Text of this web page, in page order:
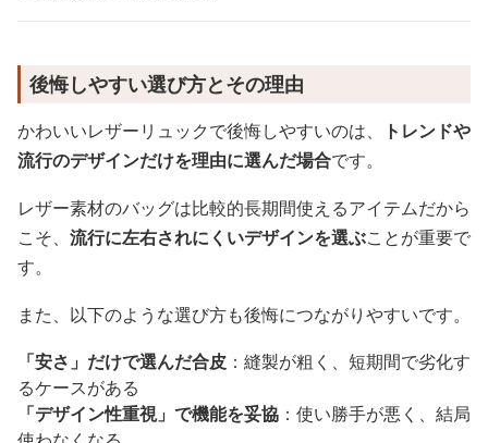
後悔しやすい選び方とその理由
かわいいレザーリュックで後悔しやすいのは、
トレンドや
流行のデザインだけを理由に選んだ場合です。
レザー素材のバッグは比較的長期間使えるアイテムだから
こそ、 流行に左右されにくいデザインを選ぶことが重要で
す。
また、以下のような選び方も後悔につながりやすいです。
「安さ」だけで選んだ合皮 ：縫製が粗く、短期間で劣化す
るケースがある
「デザイン性重視」で機能を妥協 ：使い勝手が悪く、結局